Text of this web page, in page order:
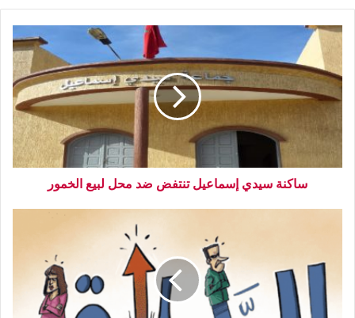
ساكنة سيدي إسماعيل تنتفض ضد محل لبيع الخمور